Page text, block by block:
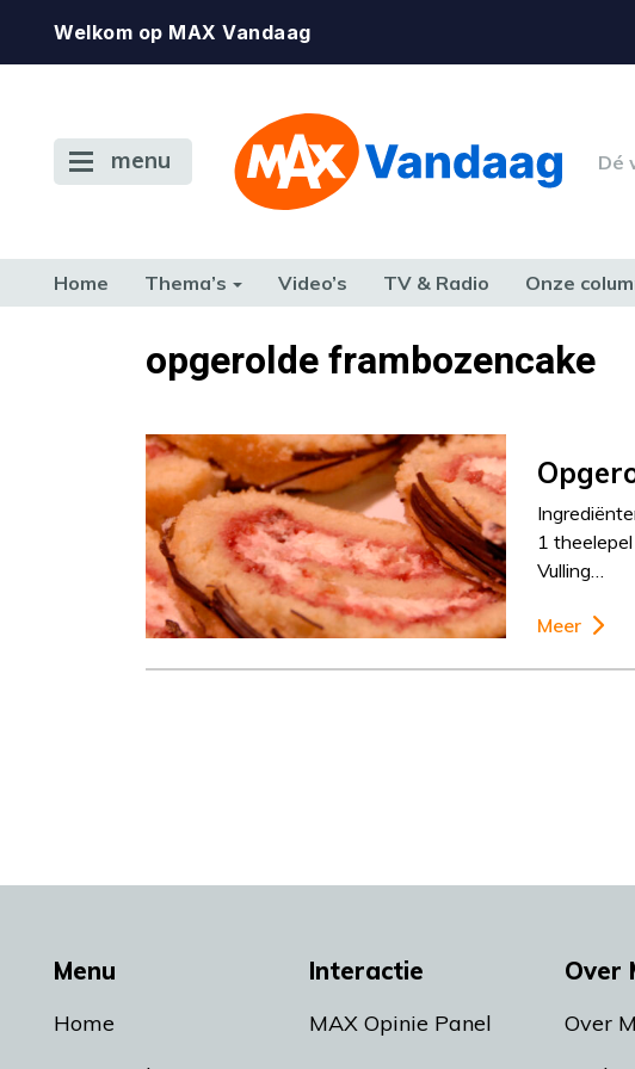
Welkom op MAX Vandaag
menu Dé
Home Thema’s Video’s TV & Radio Onze
TERUG NAAR TOENopgerolde frambozencake
1
Vulling…
Meer
Menu
Home
Interactie
MAX Opinie Panel
Over
Over